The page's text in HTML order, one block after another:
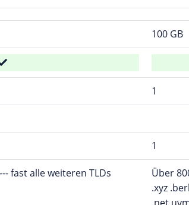
100 GB
1
1
fast alle weiteren TLDs
Über
.xyz
.net